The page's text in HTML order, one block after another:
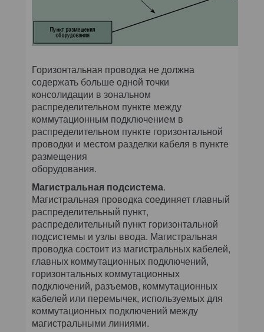
Горизонтальная проводка не должна
содержать больше одной точки
консолидации в зональном
распределительном пункте между
коммутационным подключением в
распределительном пункте горизонтальной
проводки и местом разделки кабеля в пункте
размещения
оборудования.
Магистральная подсистема.
Магистральная проводка соединяет главный
распределительный пункт,
распределительный пункт горизонтальной
подсистемы и узлы ввода. Магистральная
проводка состоит из магистральных кабелей,
главных коммутационных подключений,
горизонтальных коммутационных
подключений, разъемов, коммутационных
кабелей или перемычек, используемых для
коммутационных подключений между
магистральными линиями.